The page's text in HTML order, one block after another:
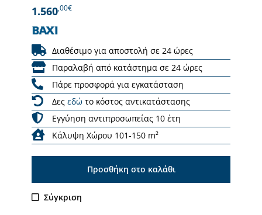
1.560,00€
Διαθέσιμο για αποστολή σε 24 ώρες
Παραλαβή από κατάστημα σε 24 ώρες
Πάρε προσφορά για εγκατάσταση
Δες εδώ το κόστος αντικατάστασης
Εγγύηση αντιπροσωπείας 10 έτη
Κάλυψη Χώρου 101-150 m²
Προσθήκη στο καλάθι
Σύγκριση